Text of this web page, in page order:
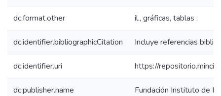
dc.format.other il., gráficas, tablas ;
dc.identifier.bibliographicCitation Incluye referencias
dc.identifier.uri https://
dc.publisher.name Fundación Instituto de